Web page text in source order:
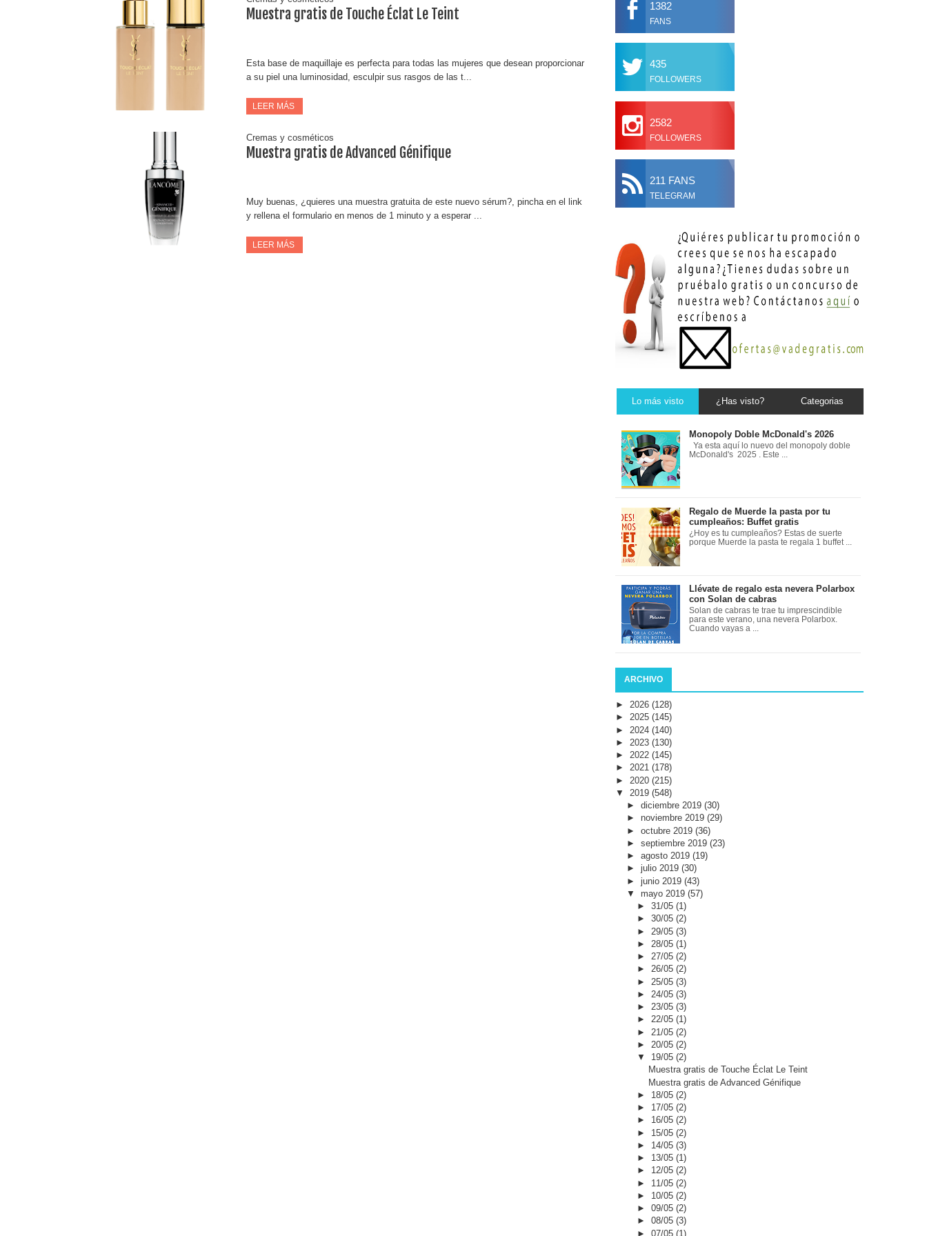
Muestra gratis de Touche Éclat Le Teint
Esta base de maquillaje es perfecta para todas las mujeres que desean proporcionar
a su piel una luminosidad, esculpir sus rasgos de las t...
LEER MÁS
Cremas y cosméticos
Muestra gratis de Advanced Génifique
Muy buenas, ¿quieres una muestra gratuita de este nuevo sérum?, pincha en el link
y rellena el formulario en menos de 1 minuto y a esperar ...
LEER MÁS
1382
FANS
435
FOLLOWERS
2582
FOLLOWERS
211 FANS
TELEGRAM
Lo más visto ¿Has visto? Categorias
Monopoly Doble McDonald's 2026
Ya esta aquí lo nuevo del monopoly doble
McDonald's 2025 . Este ...
Regalo de Muerde la pasta por tu
cumpleaños: Buffet gratis
¿Hoy es tu cumpleaños? Estas de suerte
porque Muerde la pasta te regala 1 buffet ...
Llévate de regalo esta nevera Polarbox
con Solan de cabras
Solan de cabras te trae tu imprescindible
para este verano, una nevera Polarbox.
Cuando vayas a ...
ARCHIVO
► 2026 (128)
► 2025 (145)
► 2024 (140)
► 2023 (130)
► 2022 (145)
► 2021 (178)
► 2020 (215)
▼ 2019 (548)
► diciembre 2019 (30)
► noviembre 2019 (29)
► octubre 2019 (36)
► septiembre 2019 (23)
► agosto 2019 (19)
► julio 2019 (30)
► junio 2019 (43)
▼ mayo 2019 (57)
►31/05(1)
►30/05(2)
► 29/05(3)
► 28/05(1)
►27/05(2)
►26/05(2)
► 25/05(3)
► 24/05(3)
►23/05(3)
►22/05(1)
► 21/05(2)
► 20/05(2)
▼ 19/05(2)
Muestra gratis de Touche Éclat Le Teint
Muestra gratis de Advanced Génifique
► 18/05(2)
► 17/05(2)
► 16/05(2)
► 15/05(2)
► 14/05(3)
► 13/05(1)
► 12/05(2)
► 11/05(2)
► 10/05(2)
►09/05(2)
►08/05(3)
►07/05(1)